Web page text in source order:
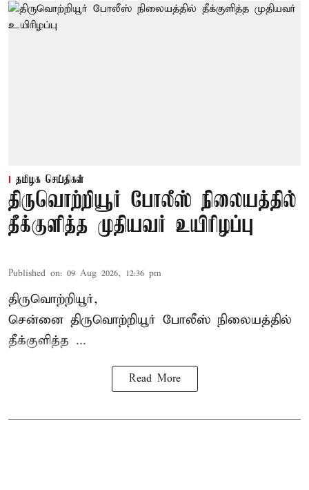
தமிழக செய்திகள்
திருவொற்றியூர் போலீஸ் நிலையத்தில்
தீக்குளித்த முதியவர் உயிரிழப்பு
Published on: 09 Aug 2026, 12:36 pm
திருவொற்றியூர்,
சென்னை திருவொற்றியூர் போலீஸ் நிலையத்தில்
தீக்குளித்த ...
Read More